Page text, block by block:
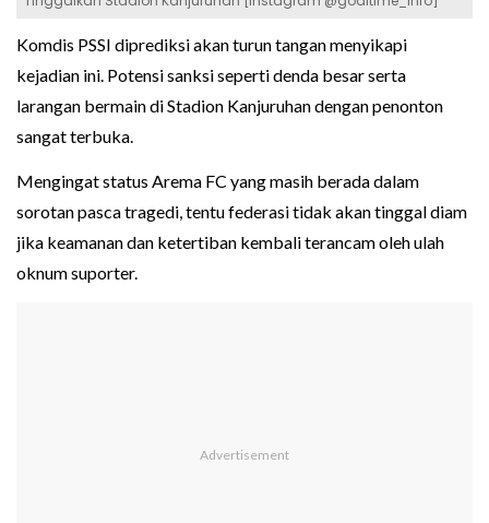
Komdis PSSI diprediksi akan turun tangan menyikapi
kejadian ini. Potensi sanksi seperti denda besar serta
larangan bermain di Stadion Kanjuruhan dengan penonton
sangat terbuka.
Mengingat status Arema FC yang masih berada dalam
sorotan pasca tragedi, tentu federasi tidak akan tinggal diam
jika keamanan dan ketertiban kembali terancam oleh ulah
oknum suporter.